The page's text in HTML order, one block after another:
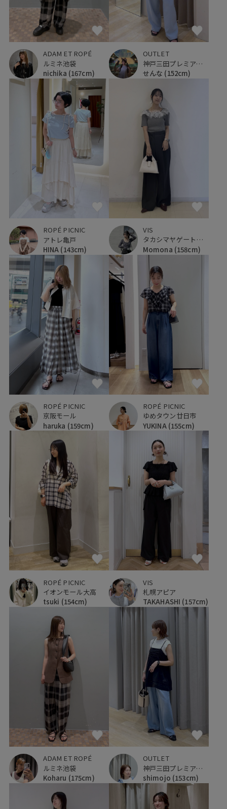
ADAM ET ROPÉ
ルミネ池袋
nichika (167cm)
OUTLET
神戸三田プレミアム・アウトレット
せんな (152cm)
ROPÉ PICNIC
アトレ亀戸
HINA (143cm)
VIS
タカシマヤゲートタワーモール
Momona (158cm)
ROPÉ PICNIC
京阪モール
haruka (159cm)
ROPÉ PICNIC
ゆめタウン廿日市
YUKINA (155cm)
ROPÉ PICNIC
イオンモール大高
tsuki (154cm)
VIS
札幌アピア
TAKAHASHI (157cm)
ADAM ET ROPÉ
ルミネ池袋
Koharu (175cm)
OUTLET
神戸三田プレミアム・アウトレット
shimojo (153cm)